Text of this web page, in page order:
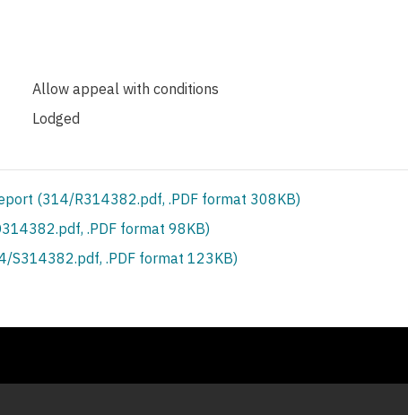
Allow appeal with conditions
Lodged
(314/R314382.pdf, .PDF format 308KB)
.PDF format 98KB)
S314382.pdf, .PDF format 123KB)